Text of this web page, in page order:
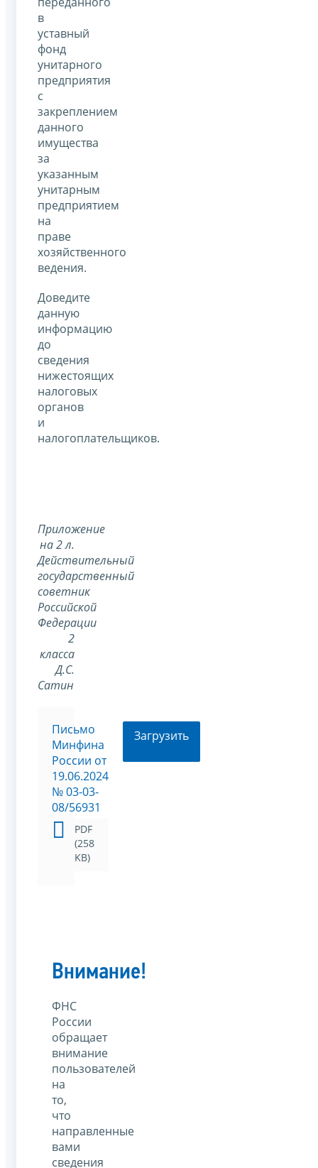
в
уставный
фонд
унитарного
предприятия
с
закреплением
данного
имущества
за
указанным
унитарным
предприятием
на
праве
хозяйственного
ведения.
Доведите
данную
информацию
до
сведения
нижестоящих
налоговых
органов
и
налогоплательщиков.
Приложение
на 2 л.
Действительный
государственный
советник
Российской
Федерации
2
класса
Д.С.
Сатин
Письмо
Минфина
России от
19.06.2024
№ 03-03-
08/56931
PDF
(258
KB)
Загрузить
Внимание!
ФНС
России
обращает
внимание
пользователей
на
то,
что
направленные
вами
сведения